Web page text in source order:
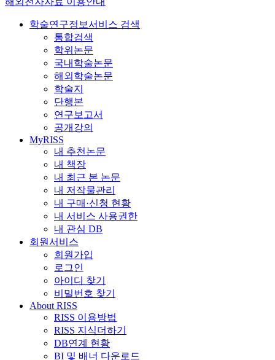
학술연구정보서비스 검색
통합검색
학위논문
국내학술논문
해외학술논문
학술지
단행본
연구보고서
공개강의
MyRISS
내 추천논문
내 책장
내 최근 본 논문
내 저작물관리
내 구매·신청 현황
내 서비스 사용권한
내 관심 DB
회원서비스
회원가입
로그인
아이디 찾기
비밀번호 찾기
About RISS
RISS 이용방법
RISS 지식더하기
DB연계 현황
BI 및 배너 다운로드